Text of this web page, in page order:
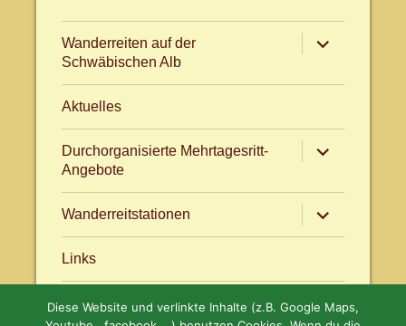
Wanderreiten auf der
Schwäbischen Alb
Untermenü
anzeigen
Aktuelles
Durchorganisierte Mehrtagesritt-
Angebote
Untermenü
anzeigen
Wanderreitstationen
Untermenü
anzeigen
Links
Aktuellesfacebook.com/WanderreitenAlb
Diese Website und verlinkte Inhalte (z.B. Google Maps,